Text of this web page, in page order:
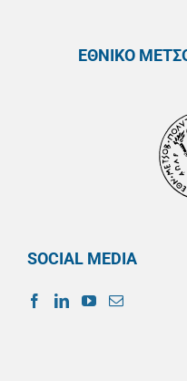
ΕΘΝΙΚΟ
SOCIAL MEDIA